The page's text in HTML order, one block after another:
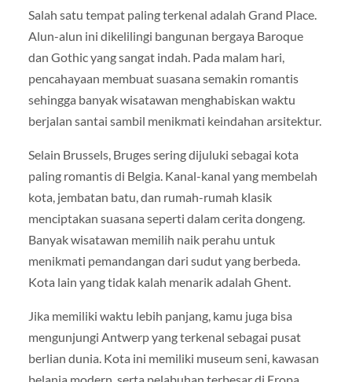
Salah satu tempat paling terkenal adalah Grand Place.
Alun-alun ini dikelilingi bangunan bergaya Baroque
dan Gothic yang sangat indah. Pada malam hari,
pencahayaan membuat suasana semakin romantis
sehingga banyak wisatawan menghabiskan waktu
berjalan santai sambil menikmati keindahan arsitektur.
Selain Brussels, Bruges sering dijuluki sebagai kota
paling romantis di Belgia. Kanal-kanal yang membelah
kota, jembatan batu, dan rumah-rumah klasik
menciptakan suasana seperti dalam cerita dongeng.
Banyak wisatawan memilih naik perahu untuk
menikmati pemandangan dari sudut yang berbeda.
Kota lain yang tidak kalah menarik adalah Ghent.
Jika memiliki waktu lebih panjang, kamu juga bisa
mengunjungi Antwerp yang terkenal sebagai pusat
berlian dunia. Kota ini memiliki museum seni, kawasan